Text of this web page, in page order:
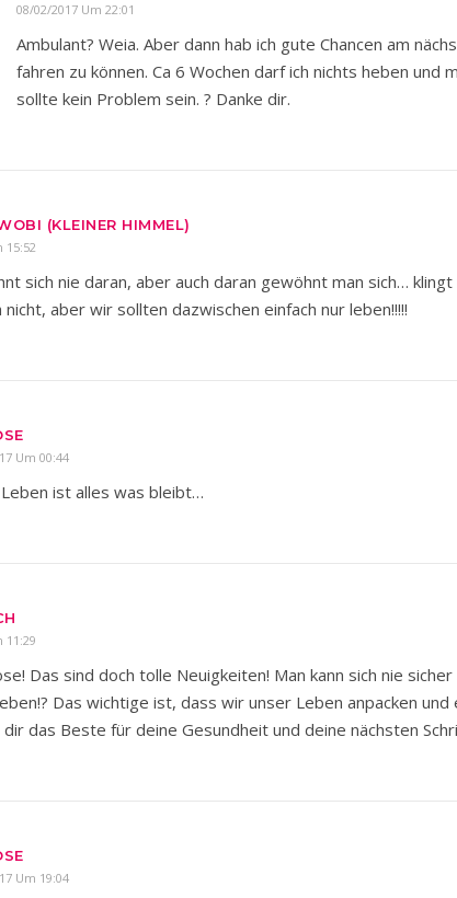
08/02/2017 Um 22:01
Ambulant? Weia. Aber dann hab ich gute Chancen am
fahren zu können. Ca 6 Wochen darf ich nichts heben und
sollte kein Problem sein. ? Danke dir.
(KLEINER HIMMEL)
15:52
sich nie daran, aber auch daran gewöhnt man sich…
nicht, aber wir sollten dazwischen einfach nur leben!!!!!
Um 00:44
ist alles was bleibt…
11:29
Das sind doch tolle Neuigkeiten! Man kann sich nie
Das wichtige ist, dass wir unser Leben anpacken
dir das Beste für deine Gesundheit und deine nächsten
Um 19:04